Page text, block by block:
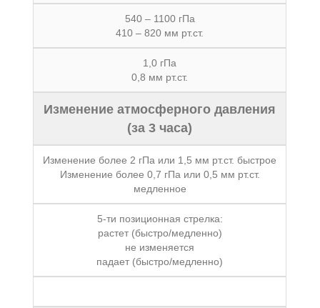
540 – 1100 гПа
410 – 820 мм рт.ст.
1,0 гПа
0,8 мм рт.ст.
Изменение атмосферного давления
(за 3 часа)
Изменение более 2 гПа или 1,5 мм рт.ст. быстрое
Изменение более 0,7 гПа или 0,5 мм рт.ст.
медленное
5-ти позиционная стрелка:
растет (быстро/медленно)
не изменяется
падает (быстро/медленно)